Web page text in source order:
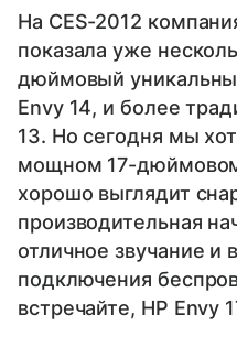
На CES-2012
показала уже
дюймовый
Envy 14, и более
13. Но сегодня мы
мощном 17-
хорошо выглядит
производительная
отличное звучание и
подключения
встречайте, HP Envy